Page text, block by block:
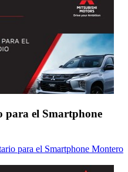
para el Smartphone
para el Smartphone Montero